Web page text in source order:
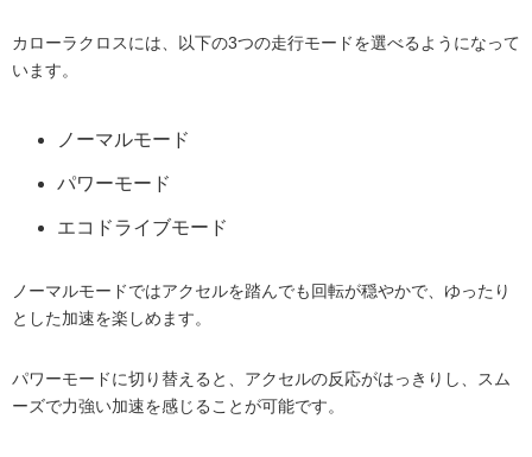
カローラクロスには、以下の3つの走行モードを選べるようになって
います。
ノーマルモード
パワーモード
エコドライブモード
ノーマルモードではアクセルを踏んでも回転が穏やかで、ゆったり
とした加速を楽しめます。
パワーモードに切り替えると、アクセルの反応がはっきりし、スム
ーズで力強い加速を感じることが可能です。